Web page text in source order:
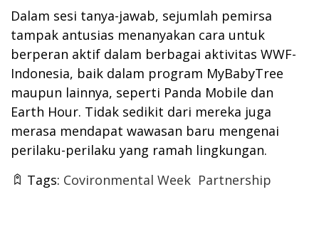
Dalam sesi tanya-jawab, sejumlah pemirsa
tampak antusias menanyakan cara untuk
berperan aktif dalam berbagai aktivitas WWF-
Indonesia, baik dalam program MyBabyTree
maupun lainnya, seperti Panda Mobile dan
Earth Hour. Tidak sedikit dari mereka juga
merasa mendapat wawasan baru mengenai
perilaku-perilaku yang ramah lingkungan.
Tags: Covironmental Week Partnership